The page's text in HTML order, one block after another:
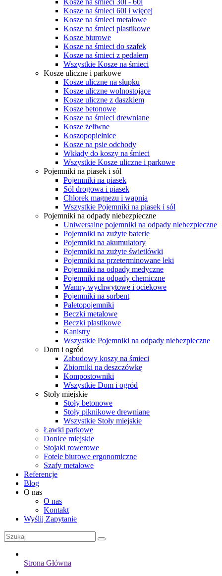
Kosze na śmieci 30l - 60l
Kosze na śmieci 60l i więcej
Kosze na śmieci metalowe
Kosze na śmieci plastikowe
Kosze biurowe
Kosze na śmieci do szafek
Kosze na śmieci z pedałem
Wszystkie Kosze na śmieci
Kosze uliczne i parkowe
Kosze uliczne na słupku
Kosze uliczne wolnostojące
Kosze uliczne z daszkiem
Kosze betonowe
Kosze na śmieci drewniane
Kosze żeliwne
Koszopopielnice
Kosze na psie odchody
Wkłady do koszy na śmieci
Wszystkie Kosze uliczne i parkowe
Pojemniki na piasek i sól
Pojemniki na piasek
Sól drogowa i piasek
Chlorek magnezu i wapnia
Wszystkie Pojemniki na piasek i sól
Pojemniki na odpady niebezpieczne
Uniwersalne pojemniki na odpady niebezpieczne
Pojemniki na zużyte baterie
Pojemniki na akumulatory
Pojemniki na zużyte świetlówki
Pojemniki na przeterminowane leki
Pojemniki na odpady medyczne
Pojemniki na odpady chemiczne
Wanny wychwytowe i ociekowe
Pojemniki na sorbent
Paletopojemniki
Beczki metalowe
Beczki plastikowe
Kanistry
Wszystkie Pojemniki na odpady niebezpieczne
Dom i ogród
Zabudowy koszy na śmieci
Zbiorniki na deszczówkę
Kompostowniki
Wszystkie Dom i ogród
Stoły miejskie
Stoły betonowe
Stoły piknikowe drewniane
Wszystkie Stoły miejskie
Ławki parkowe
Donice miejskie
Stojaki rowerowe
Fotele biurowe ergonomiczne
Szafy metalowe
Referencje
Blog
O nas
O nas
Kontakt
Wyślij Zapytanie
Strona Główna